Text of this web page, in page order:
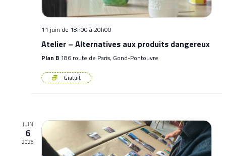
11 juin de 18h00 à 20h00
Atelier – Alternatives aux produits dangereux
Plan B 186 route de Paris, Gond-Pontouvre
Gratuit
JUIN
6
2026